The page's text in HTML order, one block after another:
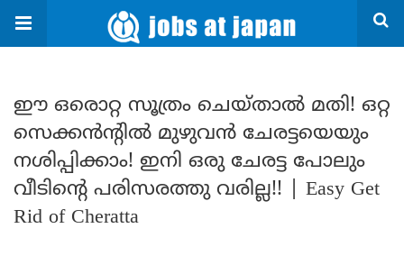
ഈ ഒരൊറ്റ സൂത്രം ചെയ്താൽ മതി! ഒറ്റ
സെക്കൻന്റിൽ മുഴുവൻ ചേരട്ടയെയും
നശിപ്പിക്കാം! ഇനി ഒരു ചേരട്ട പോലും
വീടിന്റെ പരിസരത്തു വരില്ല!! | Easy Get
Rid of Cheratta